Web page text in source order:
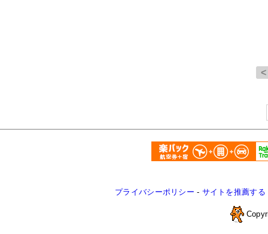
プライバシーポリシー - サイトを推薦する